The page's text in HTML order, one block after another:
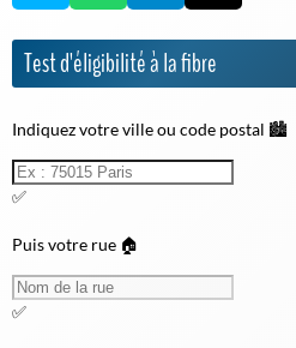
Test d'éligibilité à la fibre
Indiquez votre ville ou code postal 🏙️
✅
Puis votre rue 🏠
✅